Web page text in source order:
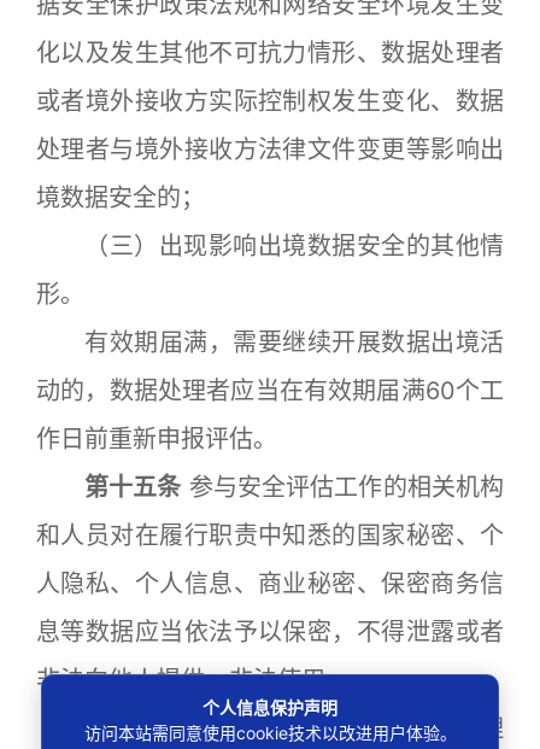
化以及发生其他不可抗力情形、数据处理者
或者境外接收方实际控制权发生变化、数据
处理者与境外接收方法律文件变更等影响出
境数据安全的；
（三）出现影响出境数据安全的其他情
形。
有效期届满，需要继续开展数据出境活
动的，数据处理者应当在有效期届满60个工
作日前重新申报评估。
第十五条 参与安全评估工作的相关机构
和人员对在履行职责中知悉的国家秘密、个
人隐私、个人信息、商业秘密、保密商务信
息等数据应当依法予以保密，不得泄露或者
非法向他人提供、非法使用。
第十六条任何组织和个人发现数据处理
个人信息保护声明
访问本站需同意使用cookie技术以改进用户体验。